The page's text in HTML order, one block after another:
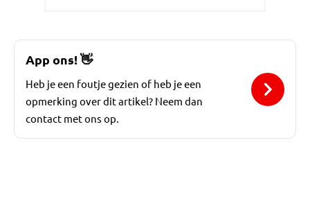
App ons!👋
Heb je een foutje gezien of heb je een
opmerking over dit artikel? Neem dan
contact met ons op.